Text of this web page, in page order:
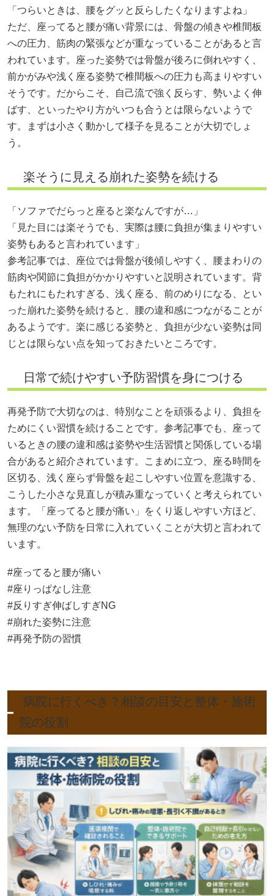
「つらいときは、腰をグッと反らしたくなりますよね」
ただ、座ってると腰が痛い背景には、骨盤の傾きや椎間板
への圧力、筋肉の緊張などが重なっていることがあると言
われています。座った姿勢では骨盤が後ろに倒れやすく、
前かがみや浅く座る姿勢で椎間板への圧力も高まりやすい
そうです。だからこそ、自己流で強く反らす、勢いよく伸
ばす、といったやり方がいつも合うとは限らないようで
す。まずは小さく動かして様子を見ることが大切でしょ
う。
楽そうに見える崩れた姿勢を続ける
「ソファでだらっと座ると楽なんですが…」
「見た目には楽そうでも、実際は腰に負担が集まりやすい
姿勢もあると言われています」
参考記事では、座位では骨盤が後傾しやすく、腰まわりの
筋肉や関節に負担がかかりやすいと説明されています。背
もたれにもたれすぎる、浅く座る、前のめりになる、とい
った崩れた姿勢を続けると、腰の違和感につながることが
あるようです。楽に感じる姿勢と、負担が少ない姿勢は同
じとは限らない点を知っておきたいところです。
日常で続けやすい予防習慣を身につける
再発予防で大切なのは、特別なことを頑張るより、負担を
ためにくい習慣を続けることです。参考記事でも、座って
いるときの腰の違和感は姿勢や生活習慣と関係している場
合があると紹介されています。こまめに立つ、座る時間を
区切る、浅く座らず骨盤を起こしやすい位置を意識する、
こうした小さな見直しが積み重なっていくと考えられてい
ます。「座ってると腰が痛い」をくり返しやすい方ほど、
無理のない予防を日常に入れていくことが大切と言われて
います。
#座ってると腰が痛い
#座りっぱなし注意
#反りすぎ伸ばしすぎNG
#崩れた姿勢に注意
#再発予防の習慣
病院に行くべき？相談の目安と整体・施術
院の役割